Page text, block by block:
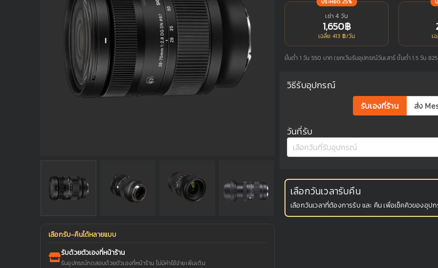
เลือกรับ-คืนได้หลายแบบ
รับด้วยตัวเองที่หน้าร้าน
รับอุปกรณ์ทดสอบด้วยตัวเองที่หน้าร้าน ไม่มีค่าใช้จ่ายเพิ่มเติม
ประหยัด 25%
เช่า 4 วัน
1,650฿
เฉลี่ย 413 ฿/วัน เ
ขั้นต่ำ 1 วัน 550 บาท (ยกเว้นรับอุปกรณ์วันเสาร์ ขั้นต่ำ 1.5 วัน
วิธีรับอุปกรณ์
รับเองที่ร้าน ส่ง
วันที่รับ
เลือกวันเวลารับคืน
เลือกวันเวลาที่ต้องการรับ และ คืน เพื่อเช็คคิวของอุป